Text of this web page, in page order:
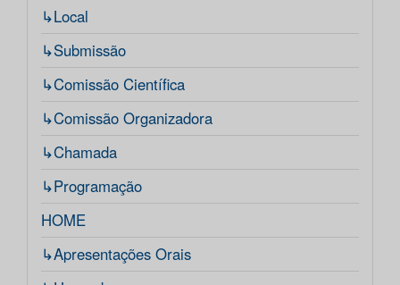
↳Local
↳Submissão
↳Comissão Científica
↳Comissão Organizadora
↳Chamada
↳Programação
HOME
↳Apresentações Orais